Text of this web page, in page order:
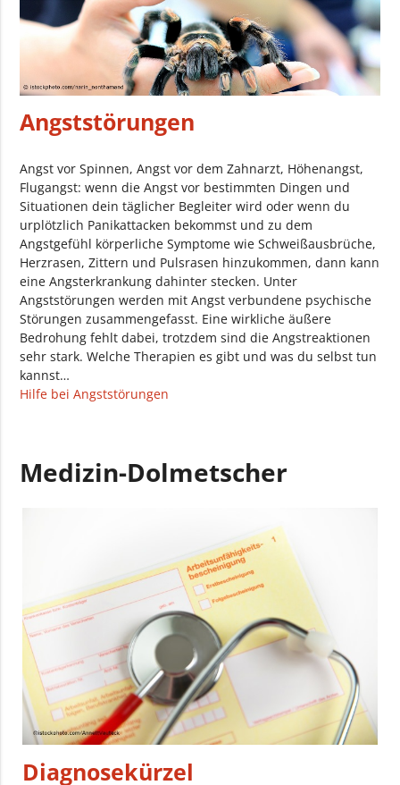
Angststörungen
Angst vor Spinnen, Angst vor dem Zahnarzt, Höhenangst,
Flugangst: wenn die Angst vor bestimmten Dingen und
Situationen dein täglicher Begleiter wird oder wenn du
urplötzlich Panikattacken bekommst und zu dem
Angstgefühl körperliche Symptome wie Schweißausbrüche,
Herzrasen, Zittern und Pulsrasen hinzukommen, dann kann
eine Angsterkrankung dahinter stecken. Unter
Angststörungen werden mit Angst verbundene psychische
Störungen zusammengefasst. Eine wirkliche äußere
Bedrohung fehlt dabei, trotzdem sind die Angstreaktionen
sehr stark. Welche Therapien es gibt und was du selbst tun
kannst…
Hilfe bei Angststörungen
Medizin-Dolmetscher
Diagnosekürzel